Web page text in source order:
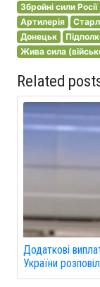
Збройні сили Росії
Артилерія
Донецьк
Жива сила
Related
Додаткові
України